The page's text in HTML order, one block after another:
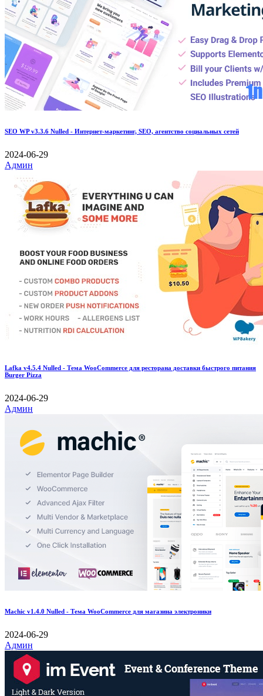
SEO WP v3.3.6 Nulled - Интернет-маркетинг, SEO, агентство социальных сетей
2024-06-29
Админ
Lafka v4.5.4 Nulled - Тема WooCommerce для ресторана доставки быстрого питания
Burger Pizza
2024-06-29
Админ
Machic v1.4.0 Nulled - Тема WooCommerce для магазина электроники
2024-06-29
Админ